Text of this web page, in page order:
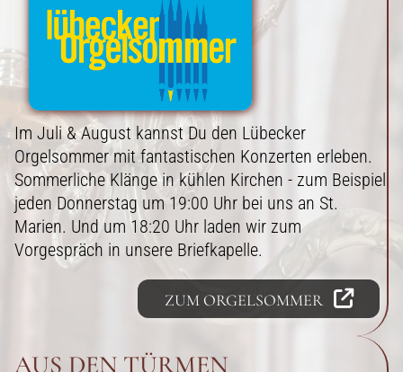
Im Juli & August kannst Du den Lübecker
Orgelsommer mit fantastischen Konzerten erleben.
Sommerliche Klänge in kühlen Kirchen - zum Beispiel
jeden Donnerstag um 19:00 Uhr bei uns an St.
Marien. Und um 18:20 Uhr laden wir zum
Vorgespräch in unsere Briefkapelle.
ZUM ORGELSOMMER
AUS DEN TÜRMEN